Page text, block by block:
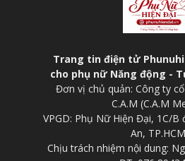
Trang tin điện tử
cho phụ nữ Năng động -
Đơn vị chủ quản: Công ty
C.A.M (C.A.M
VPGD: Phụ Nữ Hiện Đại, 1C/B
An, TP.HCM
Chịu trách nhiệm nội dung: